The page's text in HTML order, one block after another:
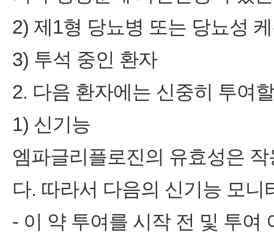
2) 제1형 당뇨병 또는 당뇨성
3) 투석 중인 환자
2. 다음 환자에는 신중히 투여
1) 신기능
엠파글리플로진의 유효성은
다. 따라서 다음의 신기능 모니
‑ 이 약 투여를 시작 전 및 투